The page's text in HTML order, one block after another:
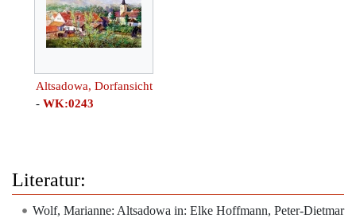
Altsadowa, Dorfansicht
- WK:0243
Literatur:
Wolf, Marianne: Altsadowa in: Elke Hoffmann, Peter-Dietmar